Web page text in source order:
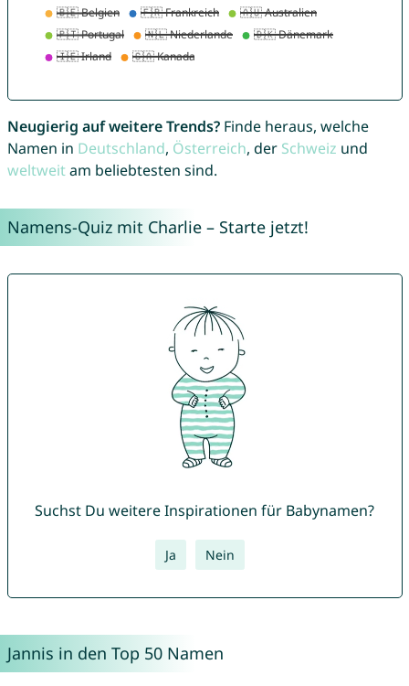
Neugierig auf weitere Trends?Finde heraus, welche
Namen in Deutschland, Österreich, der Schweiz und
weltweitam beliebtesten sind.
Namens-Quiz mit Charlie – Starte jetzt!
Suchst Du weitere Inspirationen für Babynamen?
Ja Nein
Jannis in den Top 50 Namen